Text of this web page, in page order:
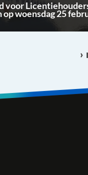
voor
op woensdag 25